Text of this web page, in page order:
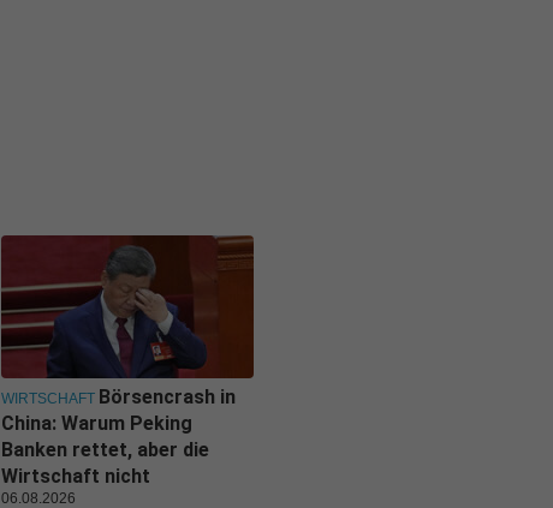
WIRTSCHAFT Börsencrash in
China: Warum Peking
Banken rettet, aber die
Wirtschaft nicht
06.08.2026